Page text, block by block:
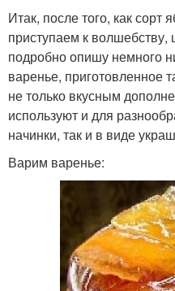
Итак, после того, как
приступаем к волшебству,
подробно опишу немного
варенье, приготовленное
не только вкусным
используют и для
начинки, так и в виде
Варим варенье: